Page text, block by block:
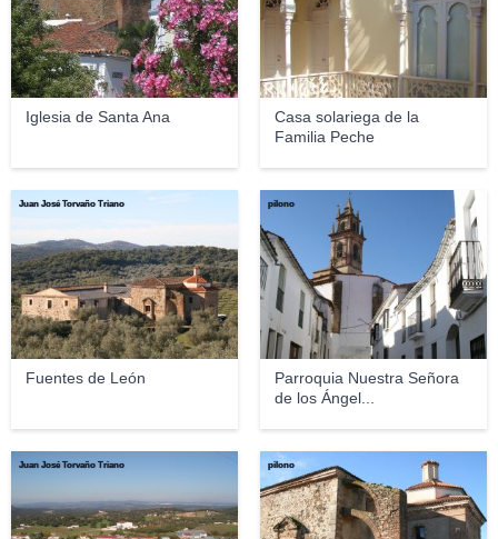
Iglesia de Santa Ana
Casa solariega de la
Familia Peche
Fuentes de León
Juan José Torvaño Triano
Parroquia Nuestra Señora
de los Ángel...
pilono
Juan José Torvaño Triano pilono